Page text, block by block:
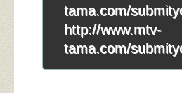
tama.com/
http://www.mtv-
tama.com/